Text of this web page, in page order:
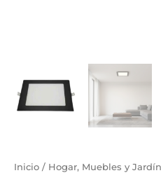
Inicio / Hogar, Muebles y Jardín